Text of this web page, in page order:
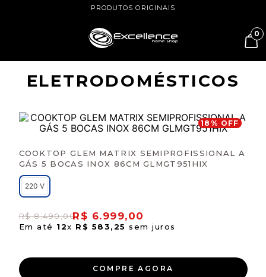
PRODUTOS ORIGINAIS
0
ELETRODOMÉSTICOS
COOKTOP GLEM MATRIX SEMIPROFISSIONAL A
GÁS 5 BOCAS INOX 86CM GLMGT951HIX
220 V
R$ 8.490,00R$ 6.999,00
Em até 12x R$ 583,25 sem juros
COMPRE AGORA
18 % OFF